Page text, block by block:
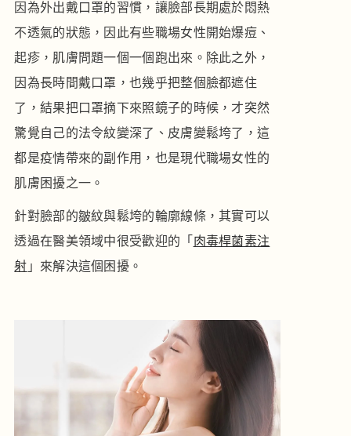
因為外出戴口罩的習慣，讓臉部長期處於悶熱
不透氣的狀態，因此有些職場女性開始爆痘、
起疹，肌膚問題一個一個跑出來。除此之外，
因為長時間戴口罩，也幾乎把整個臉都遮住
了，結果把口罩摘下來照鏡子的時候，才突然
驚覺自己的法令紋變深了、皮膚變鬆垮了，這
都是疫情帶來的副作用，也是現代職場女性的
肌膚困擾之一。
針對臉部的皺紋與鬆垮的輪廓線條，其實可以
透過在醫美領域中很受歡迎的「 肉毒桿菌素注
射 」來解決這個困擾。